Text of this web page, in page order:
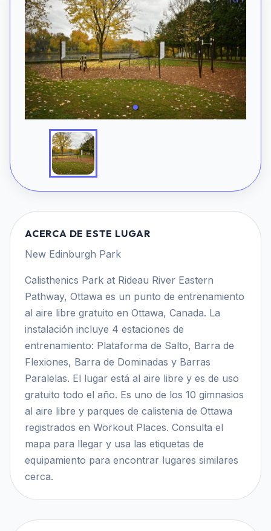
ACERCA DE ESTE LUGAR
New Edinburgh Park
Calisthenics Park at Rideau River Eastern
Pathway, Ottawa es un punto de entrenamiento
al aire libre gratuito en Ottawa, Canada. La
instalación incluye 4 estaciones de
entrenamiento: Plataforma de Salto, Barra de
Flexiones, Barra de Dominadas y Barras
Paralelas. El lugar está al aire libre y es de uso
gratuito todo el año. Es uno de los 10 gimnasios
al aire libre y parques de calistenia de Ottawa
registrados en Workout Places. Consulta el
mapa para llegar y usa las etiquetas de
equipamiento para encontrar lugares similares
cerca.